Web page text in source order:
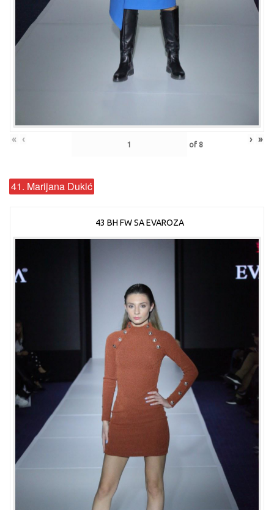
« ‹ of 8 › »
41. Marijana Dukić
43 BH FW SA EVAROZA